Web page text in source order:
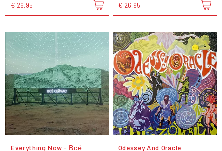
€ 26,95 € 26,95
Everything Now - Всё
Odessey And Oracle